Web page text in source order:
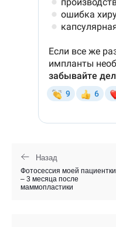
Назад
Фотосессия моей пациентки
– 3 месяца после
маммопластики